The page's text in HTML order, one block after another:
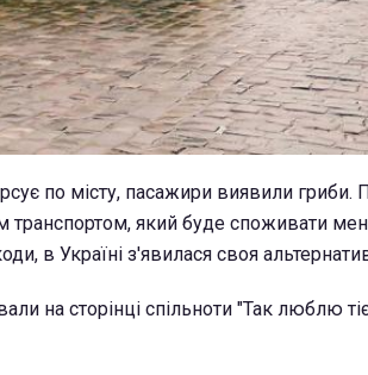
по місту, пасажири виявили гриби.
транспортом, який буде споживати
в Україні з'явилася своя
на сторінці спільноти "Так люблю